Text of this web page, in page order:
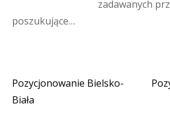
zadawanych
poszukujące…
Nawigacja
Pozycjonowanie Bielsko-
Biała